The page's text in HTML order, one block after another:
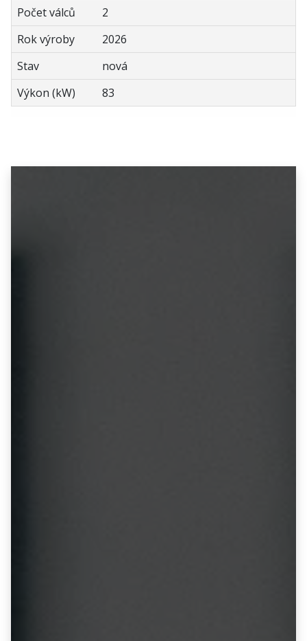
Počet válců
2
Rok výroby
2026
Stav
nová
Výkon (kW)
83